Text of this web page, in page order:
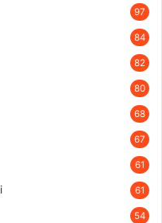
97
84
82
80
68
67
61
61
54